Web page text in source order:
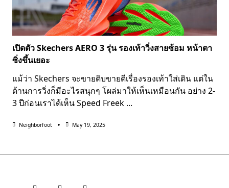
เปิดตัว Skechers AERO 3 รุ่น รองเท้าวิ่งสายซ้อม หน้าตา
ซิ่งขึ้นเยอะ
แม้ว่า Skechers จะขายดิบขายดีเรื่องรองเท้าใส่เดิน แต่ใน
ด้านการวิ่งก็มีอะไรสนุกๆ โผล่มาให้เห็นเหมือนกัน อย่าง 2-
3 ปีก่อนเราได้เห็น Speed Freek ...
Neighborfoot May 19, 2025